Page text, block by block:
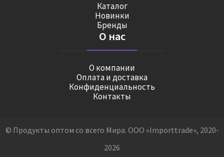
Каталог
Новинки
Бренды
О нас
О компании
Оплата и доставка
Конфиденциальность
Контакты
© Продукты оптом со всего Мира. ООО «Importtrade», 2020-
2026